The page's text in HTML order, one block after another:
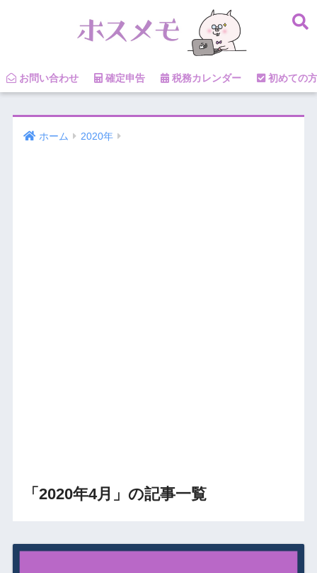
お問い合わせ 確定申告 税務カレンダー 初めての
ホーム 2020年
「2020年4月」の記事一覧